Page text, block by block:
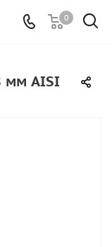
0
мм AISI